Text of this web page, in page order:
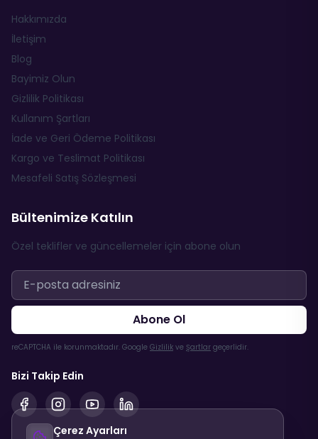
Hakkımızda
İletişim
Blog
Bayimiz Olun
Gizlilik Politikası
Kullanım Şartları
İade ve Geri Ödeme Politikası
Kargo ve Teslimat Politikası
Mesafeli Satış Sözleşmesi
Bültenimize Katılın
Özel teklifler ve güncellemeler için abone olun
Abone Ol
reCAPTCHA ile korunmaktadır. Google Gizlilik ve Şartlar geçerlidir.
Bizi Takip Edin
Çerez Ayarları